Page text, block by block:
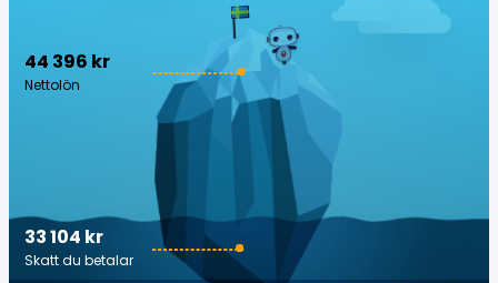
44 396 kr
Nettolön
33 104 kr
Skatt du betalar